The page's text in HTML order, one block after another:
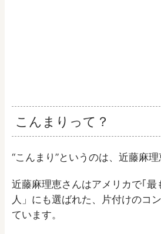
こんまりって？
“こんまり”というのは、近藤麻理
近藤麻理恵さんはアメリカで｢最
人」にも選ばれた、片付けのコ
ています。